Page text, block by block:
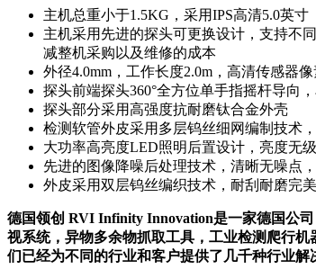
主机总重小于1.5KG，采用IPS高清5.0英
主机采用先进的探头可更换设计，支持不
减整机采购以及维修的成本
外径4.0mm，工作长度2.0m，高清传感器像
探头前端探头360°全方位单手指摇杆导向
探头部分采用高强度抗耐磨钛合金外壳
检测软管外皮采用多层钨丝细网编制技术
大功率高亮度LED照明后置设计，亮度无
先进的图像降噪后处理技术，清晰无噪点
外皮采用双层钨丝编织技术，耐刮耐磨完
德国领创 RVI Infinity Innovation是一家德国公
视系统，异物多余物抓取工具，工业检测爬行
们已经为不同的行业和客户提供了几千种行业解